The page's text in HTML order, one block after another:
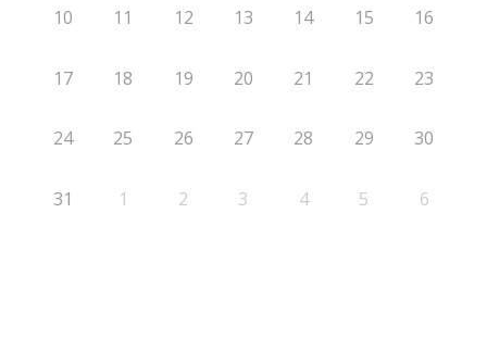
10 11 12 13 14 15 16
17 18 19 20 21 22 23
24 25 26 27 28 29 30
31 1 2 3 4 5 6